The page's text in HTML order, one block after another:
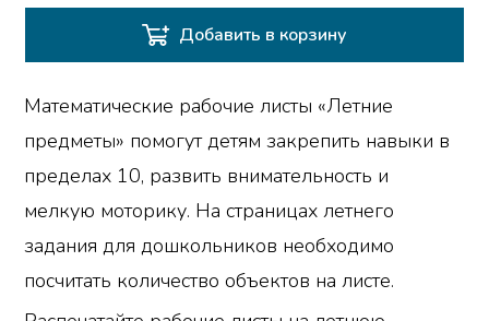
Добавить в корзину
Математические рабочие листы «Летние
предметы» помогут детям закрепить навыки в
пределах 10, развить внимательность и
мелкую моторику. На страницах летнего
задания для дошкольников необходимо
посчитать количество объектов на листе.